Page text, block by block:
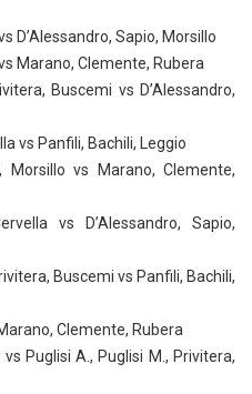
D’Alessandro, Sapio, Morsillo
Marano, Clemente, Rubera
Buscemi vs D’Alessandro,
vs Panfili, Bachili, Leggio
Morsillo vs Marano, Clemente,
vs D’Alessandro, Sapio,
Buscemi vs Panfili, Bachili,
Clemente, Rubera
Puglisi A., Puglisi M., Privitera,